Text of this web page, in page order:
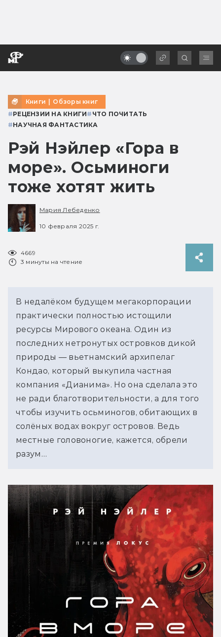
Книги | Обзоры книг
#РЕЦЕНЗИИ НА КНИГИ# ЧТО ПОЧИТАТЬ
#НАУЧНАЯ ФАНТАСТИКА
Рэй Нэйлер «Гора в
море». Осьминоги
тоже хотят жить
Мария Лебеденко
10 февраля 2025 г.
4669
3 минуты на чтение
В недалёком будущем мегакорпорации
практически полностью истощили
ресурсы Мирового океана. Один из
последних нетронутых островков дикой
природы — вьетнамский архипелаг
Кондао, который выкупила частная
компания «Дианима». Но она сделала это
не ради благотворительности, а для того
чтобы изучить осьминогов, обитающих в
солёных водах вокруг островов. Ведь
местные головоногие, кажется, обрели
разум…